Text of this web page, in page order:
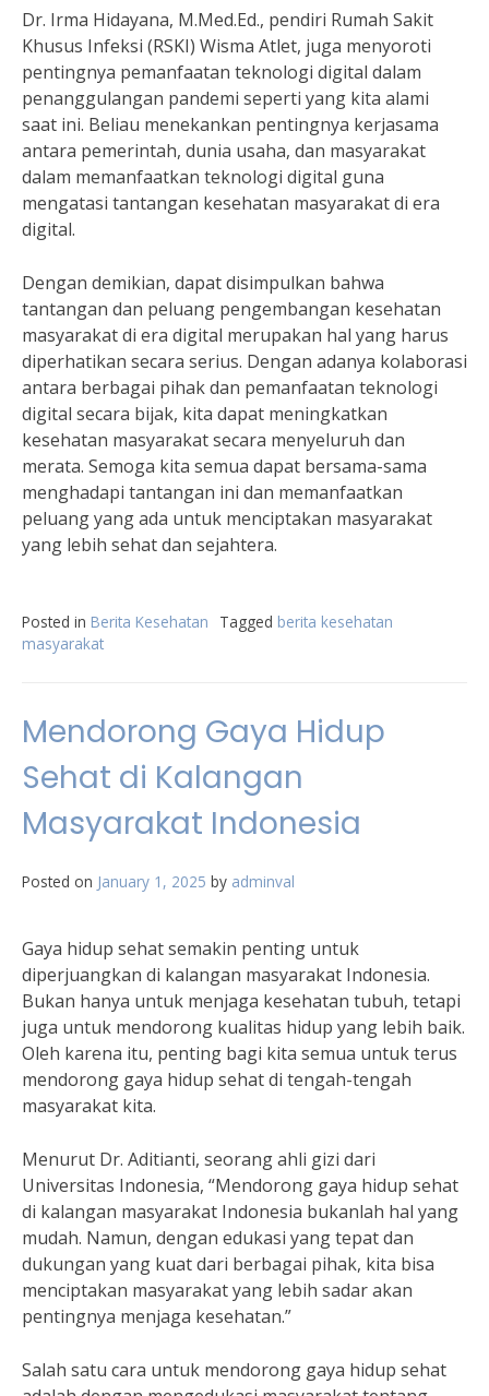
Dr. Irma Hidayana, M.Med.Ed., pendiri Rumah Sakit
Khusus Infeksi (RSKI) Wisma Atlet, juga menyoroti
pentingnya pemanfaatan teknologi digital dalam
penanggulangan pandemi seperti yang kita alami
saat ini. Beliau menekankan pentingnya kerjasama
antara pemerintah, dunia usaha, dan masyarakat
dalam memanfaatkan teknologi digital guna
mengatasi tantangan kesehatan masyarakat di era
digital.
Dengan demikian, dapat disimpulkan bahwa
tantangan dan peluang pengembangan kesehatan
masyarakat di era digital merupakan hal yang harus
diperhatikan secara serius. Dengan adanya kolaborasi
antara berbagai pihak dan pemanfaatan teknologi
digital secara bijak, kita dapat meningkatkan
kesehatan masyarakat secara menyeluruh dan
merata. Semoga kita semua dapat bersama-sama
menghadapi tantangan ini dan memanfaatkan
peluang yang ada untuk menciptakan masyarakat
yang lebih sehat dan sejahtera.
Posted in Berita Kesehatan Tagged berita kesehatan
masyarakat
Mendorong Gaya Hidup
Sehat di Kalangan
Masyarakat Indonesia
Posted on January 1, 2025 by adminval
Gaya hidup sehat semakin penting untuk
diperjuangkan di kalangan masyarakat Indonesia.
Bukan hanya untuk menjaga kesehatan tubuh, tetapi
juga untuk mendorong kualitas hidup yang lebih baik.
Oleh karena itu, penting bagi kita semua untuk terus
mendorong gaya hidup sehat di tengah-tengah
masyarakat kita.
Menurut Dr. Aditianti, seorang ahli gizi dari
Universitas Indonesia, “Mendorong gaya hidup sehat
di kalangan masyarakat Indonesia bukanlah hal yang
mudah. Namun, dengan edukasi yang tepat dan
dukungan yang kuat dari berbagai pihak, kita bisa
menciptakan masyarakat yang lebih sadar akan
pentingnya menjaga kesehatan.”
Salah satu cara untuk mendorong gaya hidup sehat